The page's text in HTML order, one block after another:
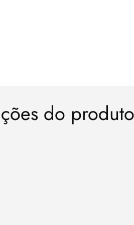
do produto